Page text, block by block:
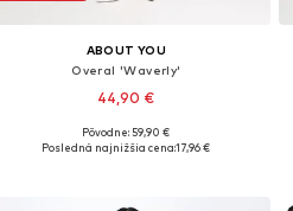
ABOUT YOU
Overal 'Waverly'
44,90 €
Dostupné veľkosti: XS, S, M, L, XL, XXL
Pôvodne: 59,90 €
Posledná najnižšia cena:17,96 €